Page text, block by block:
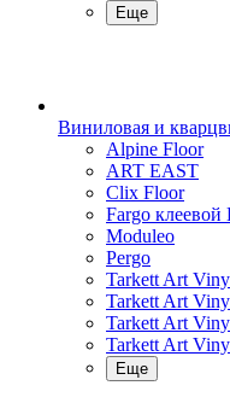
Еще
Виниловая и
Alpine Floor
ART EAST
Clix Floor
Fargo
Moduleo
Pergo
Tarkett Art
Tarkett Art
Tarkett Art
Tarkett Art
Еще